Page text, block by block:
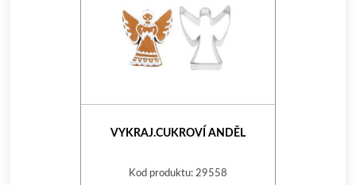
VYKRAJ.CUKROVÍ ANDĚL
Kod produktu: 29558